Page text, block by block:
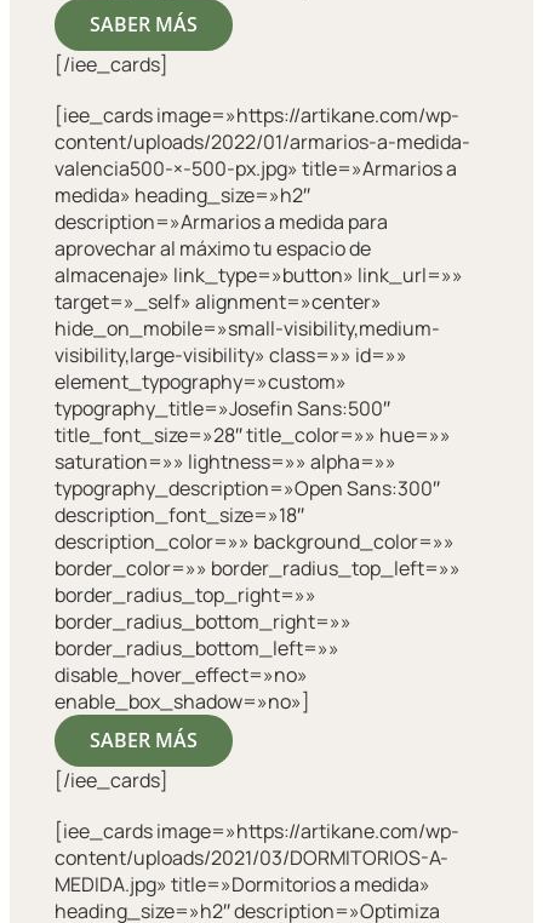
SABER MÁS
[/iee_cards]
[iee_cards image=»https://artikane.com/wp-
content/uploads/2022/01/armarios-a-medida-
valencia500-×-500-px.jpg» title=»Armarios a
medida» heading_size=»h2″
description=»Armarios a medida para
aprovechar al máximo tu espacio de
almacenaje» link_type=»button» link_url=»»
target=»_self» alignment=»center»
hide_on_mobile=»small-visibility,medium-
visibility,large-visibility» class=»» id=»»
element_typography=»custom»
typography_title=»Josefin Sans:500″
title_font_size=»28″ title_color=»» hue=»»
saturation=»» lightness=»» alpha=»»
typography_description=»Open Sans:300″
description_font_size=»18″
description_color=»» background_color=»»
border_color=»» border_radius_top_left=»»
border_radius_top_right=»»
border_radius_bottom_right=»»
border_radius_bottom_left=»»
disable_hover_effect=»no»
enable_box_shadow=»no»]
SABER MÁS
[/iee_cards]
[iee_cards image=»https://artikane.com/wp-
content/uploads/2021/03/DORMITORIOS-A-
MEDIDA.jpg» title=»Dormitorios a medida»
heading_size=»h2″ description=»Optimiza